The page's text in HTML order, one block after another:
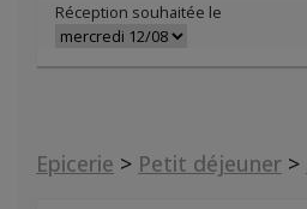
Réception souhaitée le
Epicerie > Petit déjeuner >